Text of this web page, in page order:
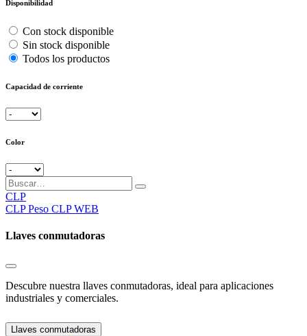
Disponibilidad
Con stock disponible
Sin stock disponible
Todos los productos
Capacidad de corriente
Color
CLP
CLP Peso CLP WEB
Llaves conmutadoras
Descubre nuestra llaves conmutadoras, ideal para aplicaciones
industriales y comerciales.
Llaves conmutadoras